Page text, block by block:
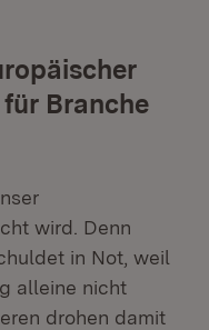
Branche
wird. Denn
in Not, weil
alleine nicht
drohen damit